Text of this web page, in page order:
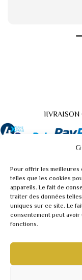
Pour offrir les
telles que les cookies
appareils. Le fait de
traiter des données
uniques sur ce site. Le
consentement peut
fonctions.